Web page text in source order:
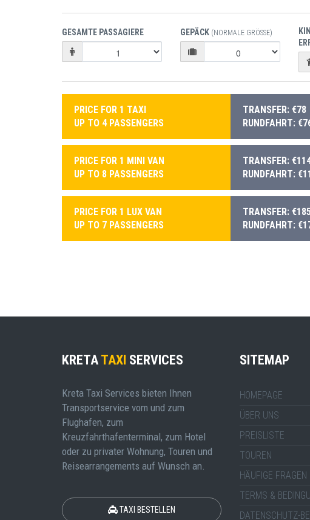
GESAMTE PASSAGIERE GEPÄCK (NORMALE GRÖSSE)
PRICE FOR 1 TAXI
UP TO 4 PASSENGERS
TRANSFER: €78
RUNDFAHRT:
PRICE FOR 1 MINI VAN
UP TO 8 PASSENGERS
TRANSFER:
RUNDFAHRT:
PRICE FOR 1 LUX VAN
UP TO 7 PASSENGERS
TRANSFER: €185
RUNDFAHRT:
KRETA TAXI SERVICES
Kreta Taxi Services bieten Ihnen
Transportservice vom und zum
Flughafen, zum
Kreuzfahrthafenterminal, zum Hotel
oder zu privater Wohnung, Touren und
Reisearrangements auf Wunsch an.
TAXI BESTELLEN
SITEMAP
HOMEPAGE
ÜBER UNS
PREISLISTE
TOUREN
HÄUFIGE FRAGEN
TERMS &
DATENSCHUTZ-